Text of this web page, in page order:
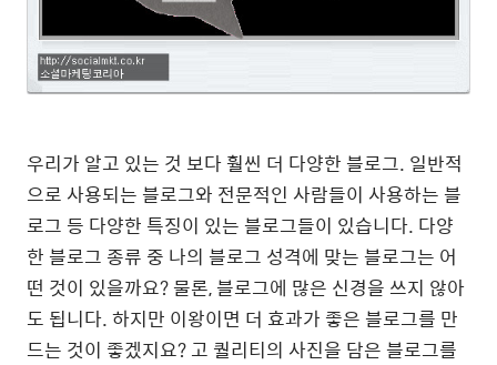
우리가 알고 있는 것 보다 훨씬 더 다양한 블로그. 일반적
으로 사용되는 블로그와 전문적인 사람들이 사용하는 블
로그 등 다양한 특징이 있는 블로그들이 있습니다. 다양
한 블로그 종류 중 나의 블로그 성격에 맞는 블로그는 어
떤 것이 있을까요? 물론, 블로그에 많은 신경을 쓰지 않아
도 됩니다. 하지만 이왕이면 더 효과가 좋은 블로그를 만
드는 것이 좋겠지요? 고 퀄리티의 사진을 담은 블로그를